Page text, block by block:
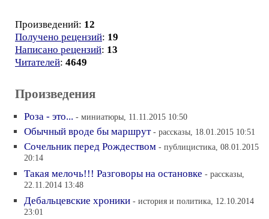
Произведений: 12
Получено рецензий: 19
Написано рецензий: 13
Читателей: 4649
Произведения
Роза - это... - миниатюры, 11.11.2015 10:50
Обычный вроде бы маршрут - рассказы, 18.01.2015 10:51
Сочельник перед Рождеством - публицистика, 08.01.2015
20:14
Такая мелочь!!! Разговоры на остановке - рассказы,
22.11.2014 13:48
Дебальцевские хроники - история и политика, 12.10.2014
23:01